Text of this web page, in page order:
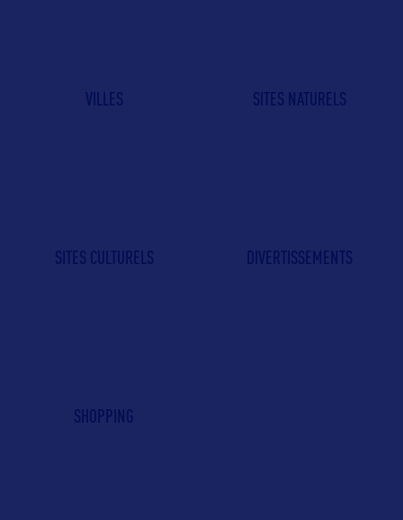
VILLES SITES NATURELS
SITES CULTURELS DIVERTISSEMENTS
SHOPPING